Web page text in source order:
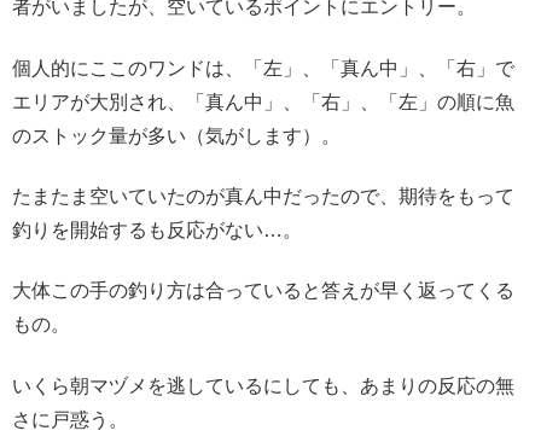
者がいましたが、空いているポイントにエントリー。
個人的にここのワンドは、「左」、「真ん中」、「右」で
エリアが大別され、「真ん中」、「右」、「左」の順に魚
のストック量が多い（気がします）。
たまたま空いていたのが真ん中だったので、期待をもって
釣りを開始するも反応がない…。
大体この手の釣り方は合っていると答えが早く返ってくる
もの。
いくら朝マヅメを逃しているにしても、あまりの反応の無
さに戸惑う。